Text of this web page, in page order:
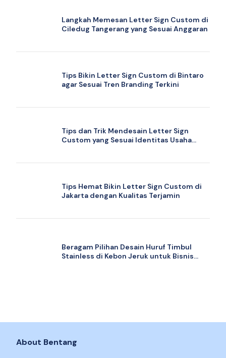
Langkah Memesan Letter Sign Custom di
Ciledug Tangerang yang Sesuai Anggaran
Tips Bikin Letter Sign Custom di Bintaro
agar Sesuai Tren Branding Terkini
Tips dan Trik Mendesain Letter Sign
Custom yang Sesuai Identitas Usaha
Tips Hemat Bikin Letter Sign Custom di
Jakarta dengan Kualitas Terjamin
Beragam Pilihan Desain Huruf Timbul
Stainless di Kebon Jeruk untuk Bisnis
About Bentang